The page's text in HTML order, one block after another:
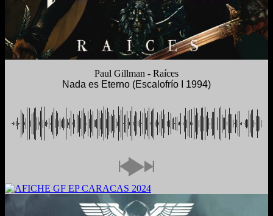
Paul Gillman - Raíces
Nada es Eterno (Escalofrío I 1994)